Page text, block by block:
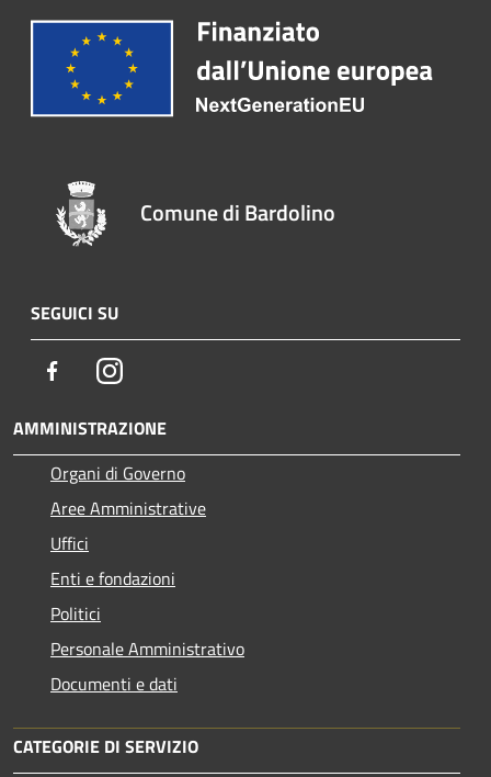
Comune di Bardolino
SEGUICI SU
FacebookInstagram
AMMINISTRAZIONE
Organi di Governo
Aree Amministrative
Uffici
Enti e fondazioni
Politici
Personale Amministrativo
Documenti e dati
CATEGORIE DI SERVIZIO